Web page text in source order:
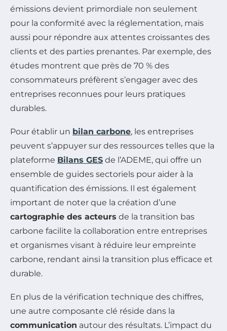
émissions devient primordiale non seulement
pour la conformité avec la réglementation, mais
aussi pour répondre aux attentes croissantes des
clients et des parties prenantes. Par exemple, des
études montrent que près de 70 % des
consommateurs préfèrent s’engager avec des
entreprises reconnues pour leurs pratiques
durables.
Pour établir un bilan carbone, les entreprises
peuvent s’appuyer sur des ressources telles que la
plateforme Bilans GES de l’ADEME, qui offre un
ensemble de guides sectoriels pour aider à la
quantification des émissions. Il est également
important de noter que la création d’une
cartographie des acteurs de la transition bas
carbone facilite la collaboration entre entreprises
et organismes visant à réduire leur empreinte
carbone, rendant ainsi la transition plus efficace et
durable.
En plus de la vérification technique des chiffres,
une autre composante clé réside dans la
communication autour des résultats. L’impact du